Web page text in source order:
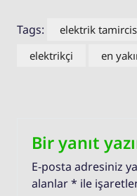
Tags: elektrik
elektrikçi
en
Bir yanıt
E-posta adresiniz
alanlar* ile